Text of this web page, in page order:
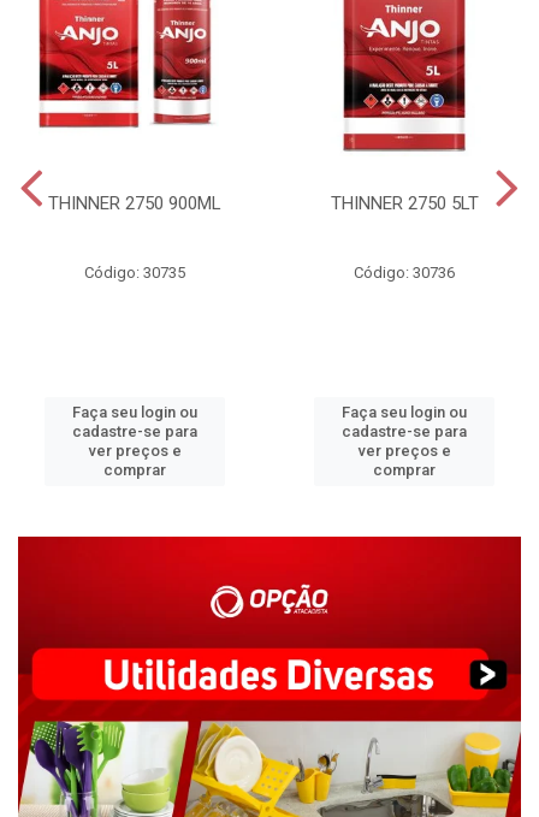
THINNER 2750 900ML
Código: 30735
Faça seu login ou
cadastre-se para
ver preços e
comprar
THINNER 2750 5LT
Código: 30736
Faça seu login ou
cadastre-se para
ver preços e
comprar